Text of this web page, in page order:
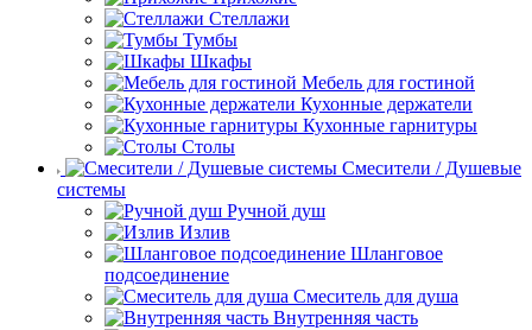
Стеллажи
Тумбы
Шкафы
Мебель для гостиной
Кухонные держатели
Кухонные гарнитуры
Столы
Смесители / Душевые
системы
Ручной душ
Излив
Шланговое
подсоединение
Смеситель для душа
Внутренняя часть